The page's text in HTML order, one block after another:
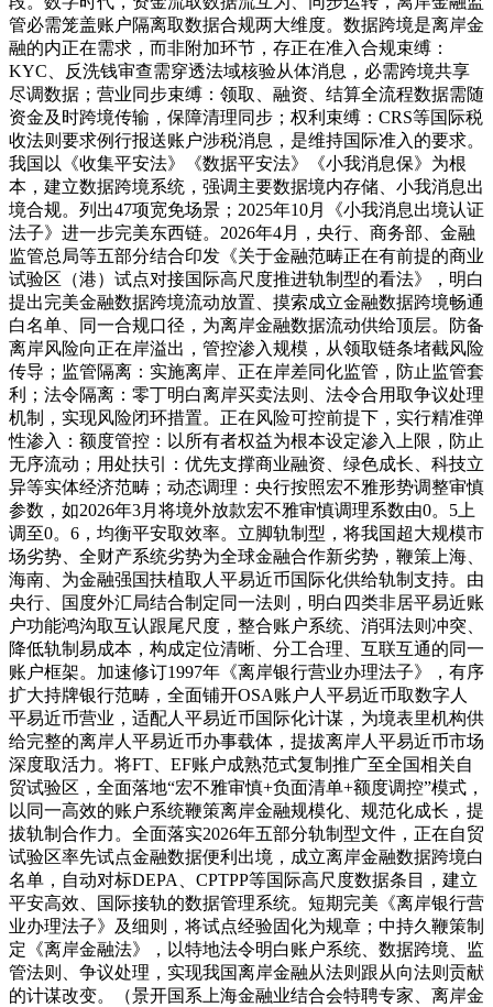
管必需笼盖账户隔离取数据合规两大维度。数据跨境是离岸金
融的内正在需求，而非附加环节，存正在准入合规束缚：
KYC、反洗钱审查需穿透法域核验从体消息，必需跨境共享
尽调数据；营业同步束缚：领取、融资、结算全流程数据需随
资金及时跨境传输，保障清理同步；权利束缚：CRS等国际税
收法则要求例行报送账户涉税消息，是维持国际准入的要求。
我国以《收集平安法》《数据平安法》《小我消息保》为根
本，建立数据跨境系统，强调主要数据境内存储、小我消息出
境合规。列出47项宽免场景；2025年10月《小我消息出境认证
法子》进一步完美东西链。2026年4月，央行、商务部、金融
监管总局等五部分结合印发《关于金融范畴正在有前提的商业
试验区（港）试点对接国际高尺度推进轨制型的看法》，明白
提出完美金融数据跨境流动放置、摸索成立金融数据跨境畅通
白名单、同一合规口径，为离岸金融数据流动供给顶层。防备
离岸风险向正在岸溢出，管控渗入规模，从领取链条堵截风险
传导；监管隔离：实施离岸、正在岸差同化监管，防止监管套
利；法令隔离：零丁明白离岸买卖法则、法令合用取争议处理
机制，实现风险闭环措置。正在风险可控前提下，实行精准弹
性渗入：额度管控：以所有者权益为根本设定渗入上限，防止
无序流动；用处扶引：优先支撑商业融资、绿色成长、科技立
异等实体经济范畴；动态调理：央行按照宏不雅形势调整审慎
参数，如2026年3月将境外放款宏不雅审慎调理系数由0。5上
调至0。6，均衡平安取效率。立脚轨制型，将我国超大规模市
场劣势、全财产系统劣势为全球金融合作新劣势，鞭策上海、
海南、为金融强国扶植取人平易近币国际化供给轨制支持。由
央行、国度外汇局结合制定同一法则，明白四类非居平易近账
户功能鸿沟取互认跟尾尺度，整合账户系统、消弭法则冲突、
降低轨制易成本，构成定位清晰、分工合理、互联互通的同一
账户框架。加速修订1997年《离岸银行营业办理法子》，有序
扩大持牌银行范畴，全面铺开OSA账户人平易近币取数字人
平易近币营业，适配人平易近币国际化计谋，为境表里机构供
给完整的离岸人平易近币办事载体，提拔离岸人平易近币市场
深度取活力。将FT、EF账户成熟范式复制推广至全国相关自
贸试验区，全面落地“宏不雅审慎+负面清单+额度调控”模式，
以同一高效的账户系统鞭策离岸金融规模化、规范化成长，提
拔轨制合作力。全面落实2026年五部分轨制型文件，正在自贸
试验区率先试点金融数据便利出境，成立离岸金融数据跨境白
名单，自动对标DEPA、CPTPP等国际高尺度数据条目，建立
平安高效、国际接轨的数据管理系统。短期完美《离岸银行营
业办理法子》及细则，将试点经验固化为规章；中持久鞭策制
定《离岸金融法》，以特地法令明白账户系统、数据跨境、监
管法则、争议处理，实现我国离岸金融从法则跟从向法则贡献
的计谋改变。（景开国系上海金融业结合会特聘专家、离岸金